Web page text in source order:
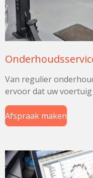
Van regulier
ervoor dat uw
Afspraak maken